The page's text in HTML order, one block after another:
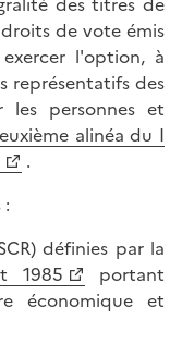
de vote émis
l'option, à
représentatifs des
les personnes et
alinéa du I
.
définies par la
1985
portant
économique et